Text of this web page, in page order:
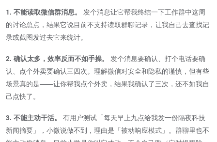
1. 不能读取微信群消息。
发个消息让它帮我终结一下工作群中这周
的讨论总点，结果它说目前不支持读取群聊记录，让我自己去查找记
录或截图发过去它来统计。
2. 确认太多，效率反而不如手操。
发个消息要确认、打个电话要确
认、点个外卖要确认三四次。理解微信对安全和隐私的谨慎，但有些
场景真的是——让你帮我点个外卖，结果我确认了三次，还不如我自
己点快了。
3. 不能主动干活。
有用户测试「每天早上九点给我发一份隔夜科技
新闻摘要」，小微说做不到，理由是「被动响应模式」。群聊里也不